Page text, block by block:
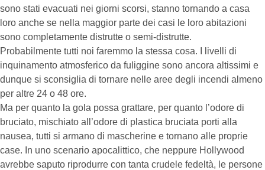
sono stati evacuati nei giorni scorsi, stanno tornando a casa
loro anche se nella maggior parte dei casi le loro abitazioni
sono completamente distrutte o semi-distrutte.
Probabilmente tutti noi faremmo la stessa cosa. I livelli di
inquinamento atmosferico da fuliggine sono ancora altissimi e
dunque si sconsiglia di tornare nelle aree degli incendi almeno
per altre 24 o 48 ore.
Ma per quanto la gola possa grattare, per quanto l’odore di
bruciato, mischiato all’odore di plastica bruciata porti alla
nausea, tutti si armano di mascherine e tornano alle proprie
case. In uno scenario apocalittico, che neppure Hollywood
avrebbe saputo riprodurre con tanta crudele fedeltà, le persone